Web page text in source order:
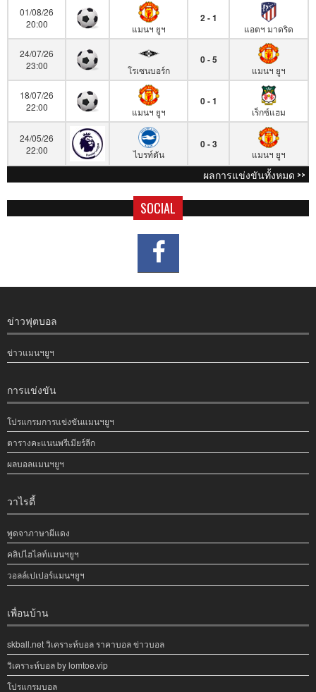
01/08/26
20:00
แมนฯ ยูฯ
2 - 1
แอตฯ มาดริด
24/07/26
23:00
โรเซนบอร์ก
0 - 5
แมนฯ ยูฯ
18/07/26
22:00
แมนฯ ยูฯ
0 - 1
เร็กซ์แฮม
24/05/26
22:00
ไบรท์ตัน
0 - 3
แมนฯ ยูฯ
ผลการแข่งขันทั้งหมด >>
SOCIAL
ข่าวฟุตบอล
ข่าวแมนฯยูฯ
การแข่งขัน
โปรแกรมการแข่งขันแมนฯยูฯ
ตารางคะแนนพรีเมียร์ลีก
ผลบอลแมนฯยูฯ
วาไรตี้
พูดจาภาษาผีแดง
คลิปไฮไลท์แมนฯยูฯ
วอลล์เปเปอร์แมนฯยูฯ
เพื่อนบ้าน
skball.net วิเคราะห์บอล ราคาบอล ข่าวบอล
วิเคราะห์บอล by lomtoe.vip
โปรแกรมบอล